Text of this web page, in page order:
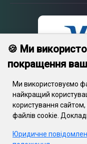
© 2026 Engrave. Усі
відеофайли та їхнє
та іншими положеннями
Дані об’єкти не
🍪 Ми
покращення
Ми використовуємо
найкращий
користування
файлів cookie.
Юридичне